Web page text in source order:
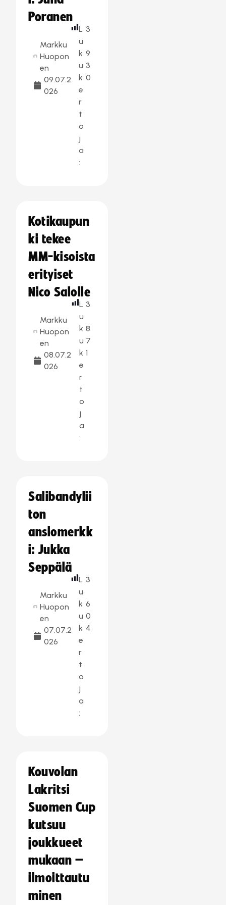
Poranen
Markku
Huopon
en
09.07.2
026
L
u
k
u
k
e
r
t
o
j
a
:
3
9
3
0
Kotikaupun
ki tekee
MM-kisoista
erityiset
Nico Salolle
Markku
Huopon
en
08.07.2
026
L
u
k
u
k
e
r
t
o
j
a
:
3
8
7
1
Salibandylii
ton
ansiomerkk
i: Jukka
Seppälä
Markku
Huopon
en
07.07.2
026
L
u
k
u
k
e
r
t
o
j
a
:
3
6
0
4
Kouvolan
Lakritsi
Suomen Cup
kutsuu
joukkueet
mukaan –
ilmoittautu
minen